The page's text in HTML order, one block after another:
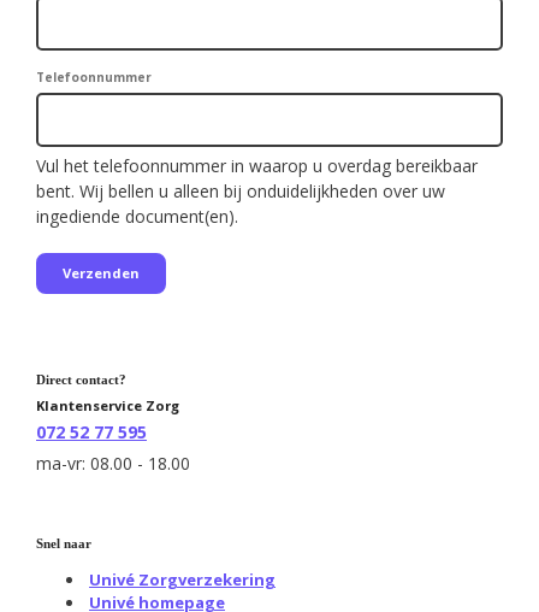
Telefoonnummer
Vul het telefoonnummer in waarop u overdag bereikbaar
bent. Wij bellen u alleen bij onduidelijkheden over uw
ingediende document(en).
Direct contact?
Klantenservice Zorg
072 52 77 595
ma-vr: 08.00 - 18.00
Snel naar
Univé Zorgverzekering
Univé homepage